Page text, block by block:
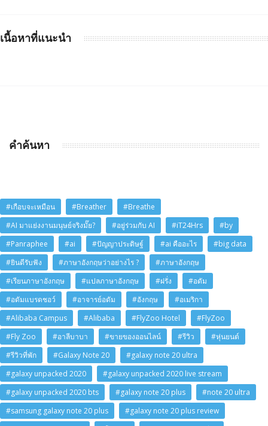
เนื้อหาที่แนะนำ
คำค้นหา
#เกือบจะเหมือน #Breather
#Breathe
#AI มาแย่งงานมนุษย์จริงมั๊ย?
#อยู่ร่วมกับ AI #iT24Hrs
#by
#Panraphee
#ai #ปัญญาประดิษฐ์ #ai คืออะไร
#big data
#ยินดีรับฟัง
#ภาษาอังกฤษว่าอย่างไร ?
#ภาษาอังกฤษ
#เรียนภาษาอังกฤษ
#แปลภาษาอังกฤษ #ฝรั่ง
#อดัม
#อดัมแบรดชอว์
#อาจารย์อดัม #อังกฤษ
#อเมริกา
#Alibaba Campus
#Alibaba #FlyZoo Hotel
#FlyZoo
#Fly Zoo
#อาลีบาบา #ขายของออนไลน์ #รีวิว
#หุ่นยนต์
#รีวิวที่พัก
#Galaxy Note 20
#galaxy note 20 ultra
#galaxy unpacked 2020
#galaxy unpacked 2020 live stream
#galaxy unpacked 2020 bts
#galaxy note 20 plus
#note 20 ultra
#samsung galaxy note 20 plus
#galaxy note 20 plus review